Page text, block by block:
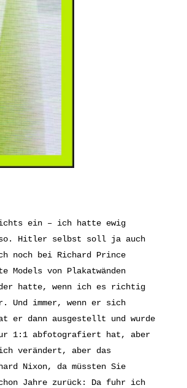
ein – ich hatte ewig
so. Hitler selbst soll ja auch
noch bei Richard Prince
von Plakatwänden
hatte, wenn ich es richtig
Und immer, wenn er sich
er dann ausgestellt und wurde
1:1 abfotografiert hat, aber
verändert, aber das
Nixon, da müssten Sie
Jahre zurück: Da fuhr ich